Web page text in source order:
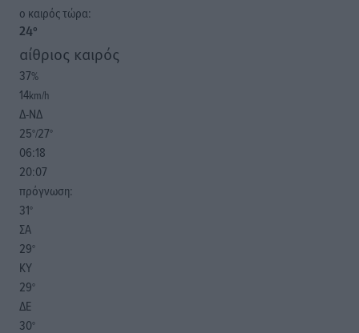
o καιρός τώρα:
24°
αίθριος καιρός
37%
14km/h
Δ-ΝΔ
25°/27°
06:18
20:07
πρόγνωση:
31°
ΣΑ
29°
ΚΥ
29°
ΔΕ
30°